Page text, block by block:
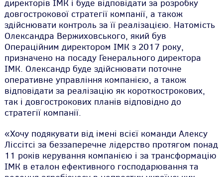
директорів ІМК і буде відповідати за розробку
довгострокової стратегії компанії, а також
здійснювати контроль за її реалізацією. Натомість
Олександра Вержиховського, який був
Операційним директором ІМК з 2017 року,
призначено на посаду Генерального директора
ІМК. Олександр буде здійснювати поточне
оперативне управління компанією, а також
відповідати за реалізацію як короткострокових,
так і довгострокових планів відповідно до
стратегії компанії.
«Хочу подякувати від імені всієї команди Алексу
Ліссітсі за беззаперечне лідерство протягом понад
11 років керування компанією і за трансформацію
ІМК в еталон ефективного господарювання та